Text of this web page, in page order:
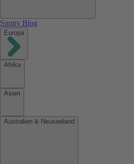
Sunny Blog
Europa
Afrika
Asien
Australien & Neuseeland